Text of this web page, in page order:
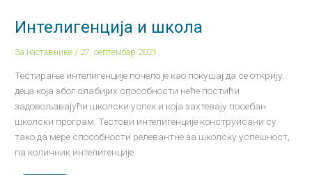
Интелигенција и школа
За наставнике / 27. септембар 2021.
Тестирање интелигенције почело је као покушај да се открију
деца која због слабијих способности неће постићи
задовољавајући школски успех и која захтевају посебан
школски програм. Тестови интелигенције конструисани су
тако да мере способности релевантне за школску успешност,
па количник интелигенције